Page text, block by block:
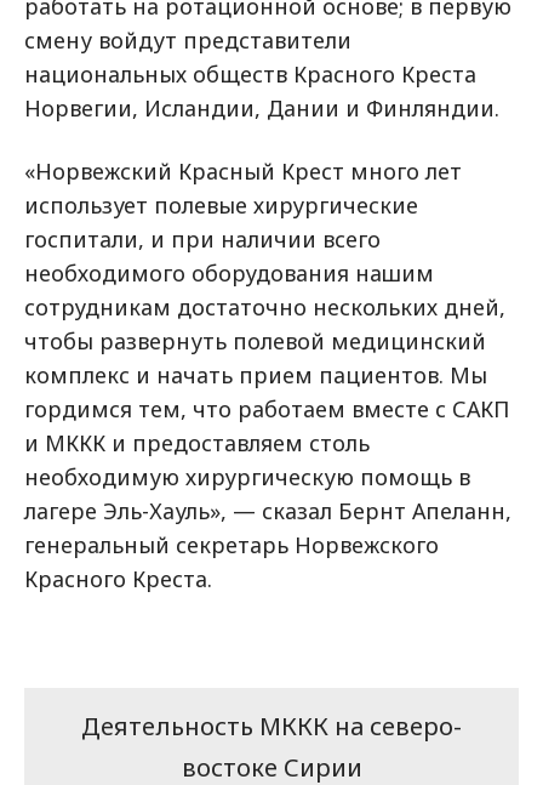
работать на ротационной основе; в первую
смену войдут представители
национальных обществ Красного Креста
Норвегии, Исландии, Дании и Финляндии.
«Норвежский Красный Крест много лет
использует полевые хирургические
госпитали, и при наличии всего
необходимого оборудования нашим
сотрудникам достаточно нескольких дней,
чтобы развернуть полевой медицинский
комплекс и начать прием пациентов. Мы
гордимся тем, что работаем вместе с САКП
и МККК и предоставляем столь
необходимую хирургическую помощь в
лагере Эль-Хауль», — сказал Бернт Апеланн,
генеральный секретарь Норвежского
Красного Креста.
Деятельность МККК на северо-
востоке Сирии